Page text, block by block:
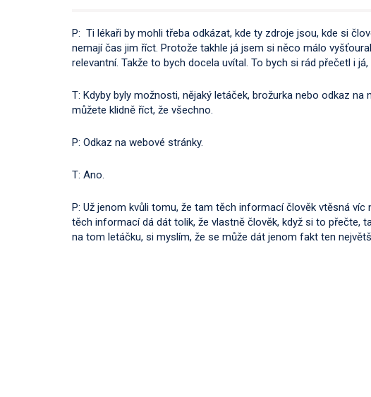
P: Ti lékaři by mohli třeba odkázat, kde ty zdroje jsou, kde si
nemají čas jim říct. Protože takhle já jsem si něco málo
relevantní. Takže to bych docela uvítal. To bych si rád přečetl i
T: Kdyby byly možnosti, nějaký letáček, brožurka nebo odkaz
můžete klidně říct, že všechno.
P: Odkaz na webové stránky.
T: Ano.
P: Už jenom kvůli tomu, že tam těch informací člověk vtěsná
těch informací dá dát tolik, že vlastně člověk, když si to přečte,
na tom letáčku, si myslím, že se může dát jenom fakt ten